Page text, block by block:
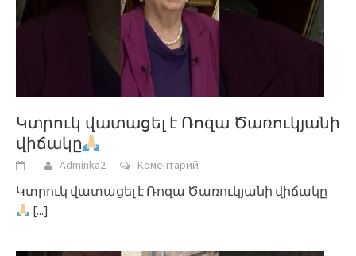
Կտրուկ վատացել է Ռոզա Ծառուկյանի
վիճակը
Adminka2 Коментарий
Կտրուկ վատացել է Ռոզա Ծառուկյանի վիճակը
[...]